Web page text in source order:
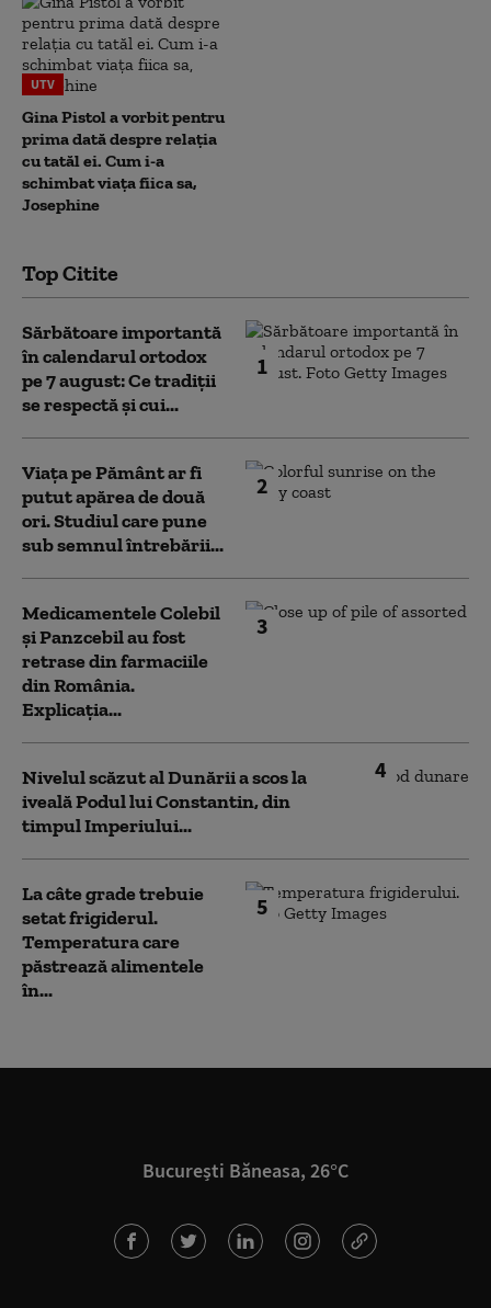
UTV
Gina Pistol a vorbit pentru
prima dată despre relația
cu tatăl ei. Cum i-a
schimbat viața fiica sa,
Josephine
Top Citite
1
Sărbătoare importantă
în calendarul ortodox
pe 7 august: Ce tradiții
se respectă și cui...
2
Viața pe Pământ ar fi
putut apărea de două
ori. Studiul care pune
sub semnul întrebării...
3
Medicamentele Colebil
și Panzcebil au fost
retrase din farmaciile
din România.
Explicația...
4
Nivelul scăzut al Dunării a scos la
iveală Podul lui Constantin, din
timpul Imperiului...
5
La câte grade trebuie
setat frigiderul.
Temperatura care
păstrează alimentele
în...
București Băneasa, 26°C